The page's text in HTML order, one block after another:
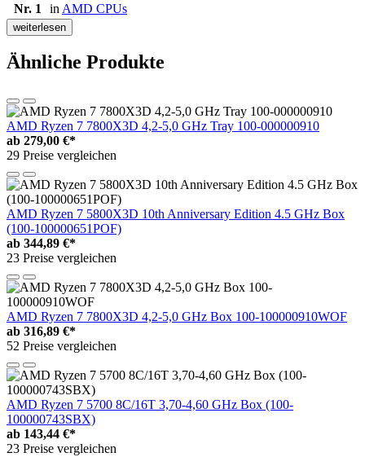
Nr. 1
in AMD CPUs
weiterlesen
Ähnliche Produkte
AMD Ryzen 7 7800X3D 4,2-5,0 GHz Tray 100-000000910
ab 279,00 €*
29 Preise vergleichen
AMD Ryzen 7 5800X3D 10th Anniversary Edition 4.5 GHz Box
(100-100000651POF)
ab 344,89 €*
23 Preise vergleichen
AMD Ryzen 7 7800X3D 4,2-5,0 GHz Box 100-100000910WOF
ab 316,89 €*
52 Preise vergleichen
AMD Ryzen 7 5700 8C/16T 3,70-4,60 GHz Box (100-
100000743SBX)
ab 143,44 €*
23 Preise vergleichen